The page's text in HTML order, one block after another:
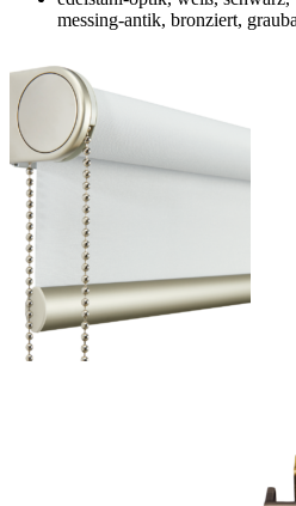
messing-antik, bronziert,